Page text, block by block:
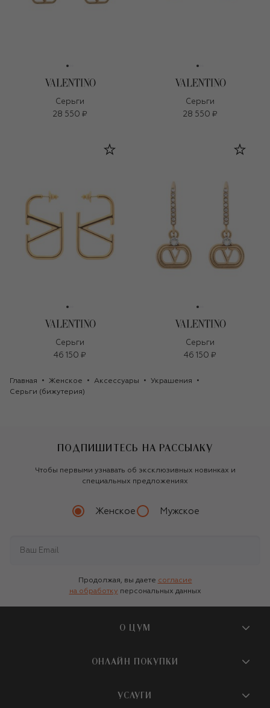
Серьги
28 550 ₽
Серьги
28 550 ₽
Серьги
46 150 ₽
Серьги
46 150 ₽
Главная Женское Аксессуары
Украшения
Серьги (бижутерия)
ПОДПИШИТЕСЬ НА РАССЫЛКУ
Чтобы первыми узнавать об эксклюзивных новинках и
специальных предложениях
Женское Мужское
Продолжая, вы даете согласие
на обработку персональных данных
О ЦУМ
О магазине
Бутики и ПВЗ ЦУМ
ОНЛАЙН ПОКУПКИ
УСЛУГИ